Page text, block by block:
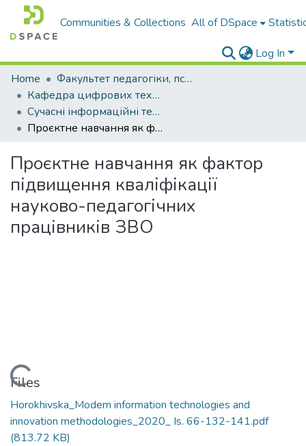
Communities & Collections All of DSpace
Log In
Home
Факультет педагогіки, психології і професійної освіти
Кафедра цифрових технологій і професійної освіти
Сучасні інформаційні технології та інноваційні методики навчання у підготовці фахівців: методологія, теорія, досвід, проблеми : збірник наукових праць
Проєктне навчання як фактор підвищення кваліфікації науково-педагогічних працівників ЗВО
Проєктне навчання як фактор
підвищення кваліфікації
науково-педагогічних
працівників ЗВО
Files
Horokhivska_Modern information technologies and
innovation methodologies_2020_ Is. 66-132-141.pdf
(813.72 KB)